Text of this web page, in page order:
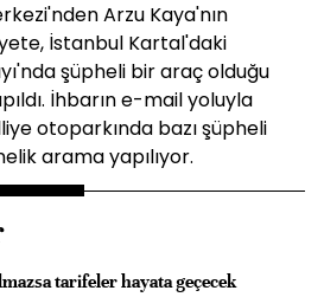
Arzu Kaya'nın
İstanbul Kartal'daki
şüpheli bir araç olduğu
İhbarın e-mail yoluyla
otoparkında bazı şüpheli
arama yapılıyor.
tarifeler hayata geçecek